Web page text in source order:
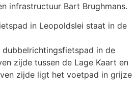
infrastructuur Bart Brughmans.
in Leopoldslei staat in de
in de
zijde tussen de Lage Kaart en
zijde ligt het voetpad in grijze